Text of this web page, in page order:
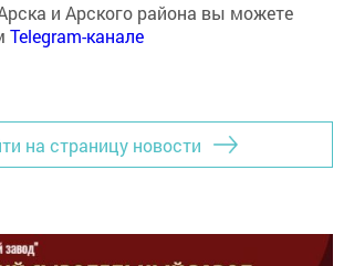
Telegram-канале
на страницу новости